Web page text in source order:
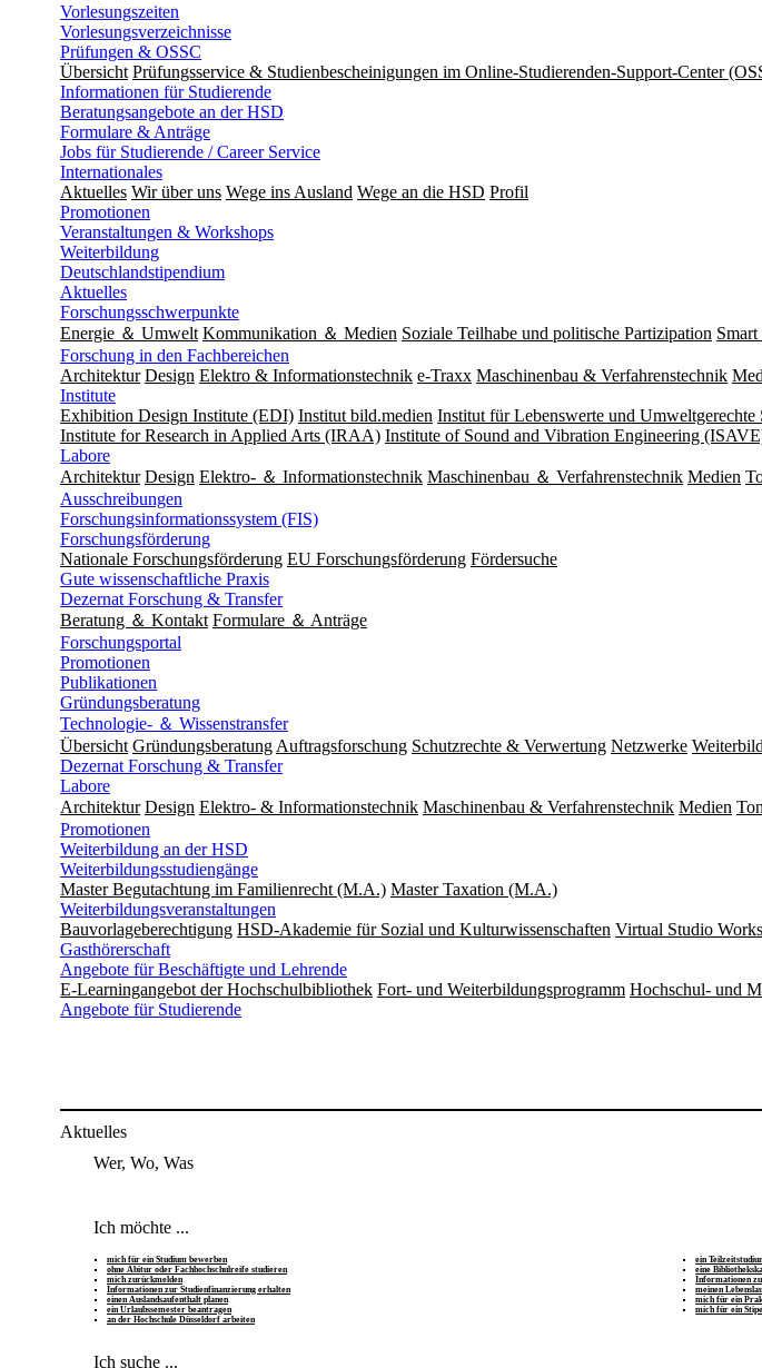
Vorlesungszeiten
Vorlesungsverzeichnisse
Prüfungen & OSSC
Übersicht Prüfungsservice & Studienbescheinigungen im Online-Studierenden-Support-Center
Informationen für Studierende
Beratungsangebote an der HSD
Formulare & Anträge
Jobs für Studierende / Career Service
Internationales
Aktuelles Wir über uns Wege ins Ausland Wege an die HSD Profil
Promotionen
Veranstaltungen & Workshops
Weiterbildung
Deutschlandstipendium
Aktuelles
Forschungsschwerpunkte
Energie ＆ Umwelt Kommunikation ＆ Medien Soziale Teilhabe und politische Partizipation
Forschung in den Fachbereichen
Architektur Design Elektro & Informationstechnik e-Traxx Maschinenbau & Verfahrenstechnik
Institute
Exhibition Design Institute (EDI) Institut bild.medien Institut für Lebenswerte und
Institute for Research in Applied Arts (IRAA) Institute of Sound and Vibration Engineering
Labore
Architektur Design Elektro- ＆ Informationstechnik Maschinenbau ＆ Verfahrenstechnik Medien
Ausschreibungen
Forschungsinformationssystem (FIS)
Forschungsförderung
Nationale Forschungsförderung EU Forschungsförderung Fördersuche
Gute wissenschaftliche Praxis
Dezernat Forschung & Transfer
Beratung ＆ Kontakt Formulare ＆ Anträge
Forschungsportal
Promotionen
Publikationen
Gründungsberatung
Technologie- ＆ Wissenstransfer
Übersicht Gründungsberatung Auftragsforschung Schutzrechte & Verwertung Netzwerke
Dezernat Forschung & Transfer
Labore
Architektur Design Elektro- & Informationstechnik Maschinenbau & Verfahrenstechnik Medien
Promotionen
Weiterbildung an der HSD
Weiterbildungsstudiengänge
Master Begutachtung im Familienrecht (M.A.) Master Taxation (M.A.)
Weiterbildungsveranstaltungen
Bauvorlageberechtigung HSD-Akademie für Sozial und Kulturwissenschaften Virtual Studio
Gasthörerschaft
Angebote für Beschäftigte und Lehrende
E-Learningangebot der Hochschulbibliothek Fort- und Weiterbildungsprogramm Hochschul- und
Angebote für Studierende
Aktuelles
Wer, Wo, Was
Ich möchte ...
mich für ein Studium bewerben
ohne Abitur oder Fachhochschulreife studieren
mich zurückmelden
Informationen zur Studienfinanzierung erhalten
einen Auslandsaufenthalt planen
ein Urlaubssemester beantragen
an der Hochschule Düsseldorf arbeiten
ein
eine
Informationen
meinen
mich für ein
mich für ein
Ich suche ...